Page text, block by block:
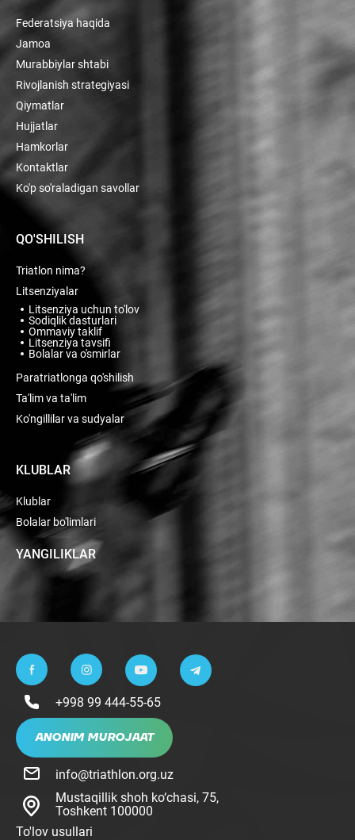
Federatsiya haqida
Jamoa
Murabbiylar shtabi
Rivojlanish strategiyasi
Qiymatlar
Hujjatlar
Hamkorlar
Kontaktlar
Ko'p so'raladigan savollar
QO'SHILISH
Triatlon nima?
Litsenziyalar
Litsenziya uchun to'lov
Sodiqlik dasturlari
Ommaviy taklif
Litsenziya tavsifi
Bolalar va o'smirlar
Paratriatlonga qo'shilish
Ta'lim va ta'lim
Ko'ngillilar va sudyalar
KLUBLAR
Klublar
Bolalar bo'limlari
YANGILIKLAR
+998 99 444-55-65
ANONIM MUROJAAT
info@triathlon.org.uz
Mustaqillik shoh ko‘chasi, 75,
Toshkent 100000
To'lov usullari